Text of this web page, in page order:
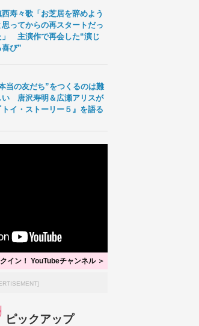
西寿々歌「お芝居を辞めよう
思ってからの再スタートだっ
」 主演作で再会した“演じ
喜び”
当の友だち”をつくるのは難
い 唐沢寿明＆広瀬アリスが
トイ・ストーリー５』を語る
イン！ YouTubeチャンネル ＞
ピックアップ